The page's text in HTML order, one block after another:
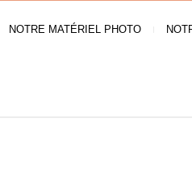
NOTRE MATÉRIEL PHOTO